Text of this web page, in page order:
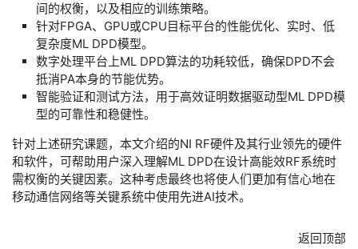
间的权衡，以及相应的训练策略。
​针对FPGA、GPU或CPU目标平台的性能优化、实时、低
复杂度ML DPD模型。
​数字处理平台上ML DPD算法的功耗较低，确保DPD不会
抵消PA本身的节能优势。
​智能验证和测试方法，用于高效证明数据驱动型ML DPD模
型的可靠性和稳健性。
​针对上述研究课题，本文介绍的NI RF硬件及其行业领先的硬件
和软件，可帮助用户深入理解ML DPD在设计高能效RF系统时
需权衡的关键因素。这种考虑最终也将使人们更加有信心地在
移动通信网络等关键系统中使用先进AI技术。
返回顶部